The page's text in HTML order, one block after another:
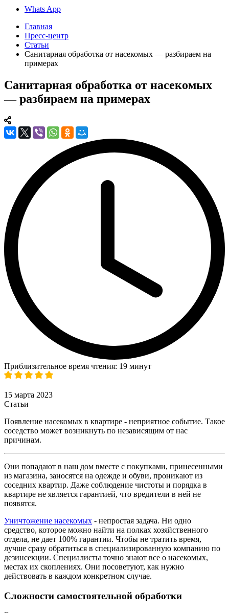
Whats App
Главная
Пресс-центр
Статьи
Санитарная обработка от насекомых — разбираем на
примерах
Санитарная обработка от насекомых
— разбираем на примерах
Приблизительное время чтения: 19 минут
15 марта 2023
Статьи
Появление насекомых в квартире - неприятное событие. Такое
соседство может возникнуть по независящим от нас
причинам.
Они попадают в наш дом вместе с покупками, принесенными
из магазина, заносятся на одежде и обуви, проникают из
соседних квартир. Даже соблюдение чистоты и порядка в
квартире не является гарантией, что вредители в ней не
появятся.
Уничтожение насекомых - непростая задача. Ни одно
средство, которое можно найти на полках хозяйственного
отдела, не дает 100% гарантии. Чтобы не тратить время,
лучше сразу обратиться в специализированную компанию по
дезинсекции. Специалисты точно знают все о насекомых,
местах их скоплениях. Они посоветуют, как нужно
действовать в каждом конкретном случае.
Сложности самостоятельной обработки